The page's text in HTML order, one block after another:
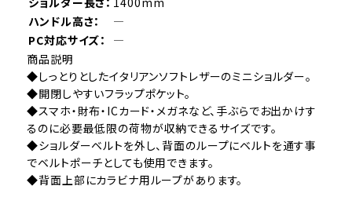
ハンドル高さ：
―
PC対応サイズ：
―
商品説明
◆しっとりとしたイタリアンソフトレザーのミニショルダー。
◆開閉しやすいフラップポケット。
◆スマホ・財布・ICカード・メガネなど、手ぶらでお出かけす
るのに必要最低限の荷物が収納できるサイズです。
◆ショルダーベルトを外し、背面のループにベルトを通す事
でベルトポーチとしても使用できます。
◆背面上部にカラビナ用ループがあります。